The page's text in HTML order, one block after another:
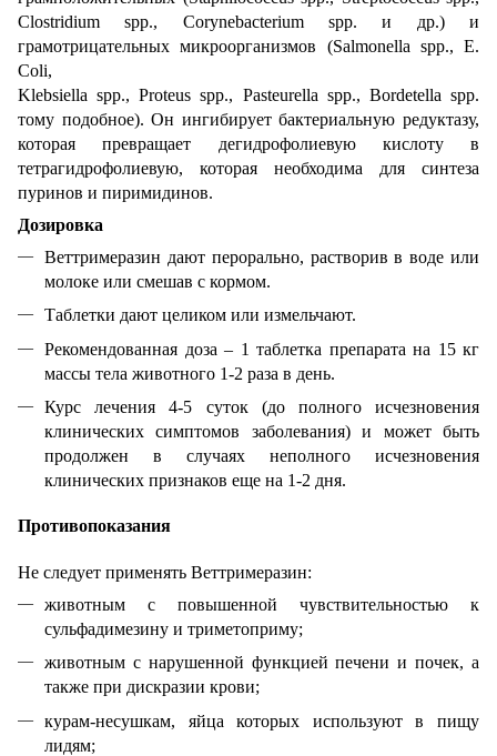
Clostridium spp., Corynebacterium spp. и др.) и
грамотрицательных микроорганизмов (Salmonella spp., E.
Coli,
Klebsiella spp., Proteus spp., Pasteurella spp., Bordetella spp.
тому подобное). Он ингибирует бактериальную редуктазу,
которая превращает дегидрофолиевую кислоту в
тетрагидрофолиевую, которая необходима для синтеза
пуринов и пиримидинов.
Дозировка
Веттримеразин дают перорально, растворив в воде или
молоке или смешав с кормом.
Таблетки дают целиком или измельчают.
Рекомендованная доза – 1 таблетка препарата на 15 кг
массы тела животного 1-2 раза в день.
Курс лечения 4-5 суток (до полного исчезновения
клинических симптомов заболевания) и может быть
продолжен в случаях неполного исчезновения
клинических признаков еще на 1-2 дня.
Противопоказания
Не следует применять Веттримеразин:
животным с повышенной чувствительностью к
сульфадимезину и триметоприму;
животным с нарушенной функцией печени и почек, а
также при дискразии крови;
курам-несушкам, яйца которых используют в пищу
лидям;